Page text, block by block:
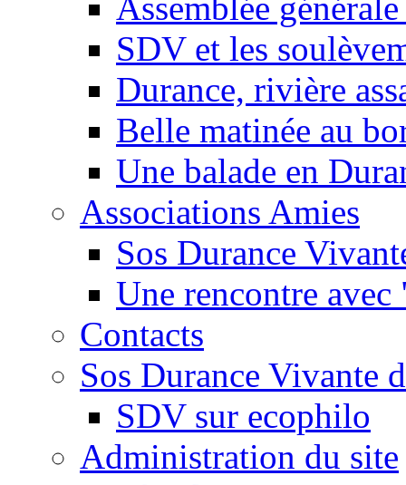
Assemblée
SDV et les
Durance, rivière
Belle matinée au
Une balade en
Associations Amies
Sos Durance
Une rencontre
Contacts
Sos Durance Vivante
SDV sur ecophilo
Administration du site